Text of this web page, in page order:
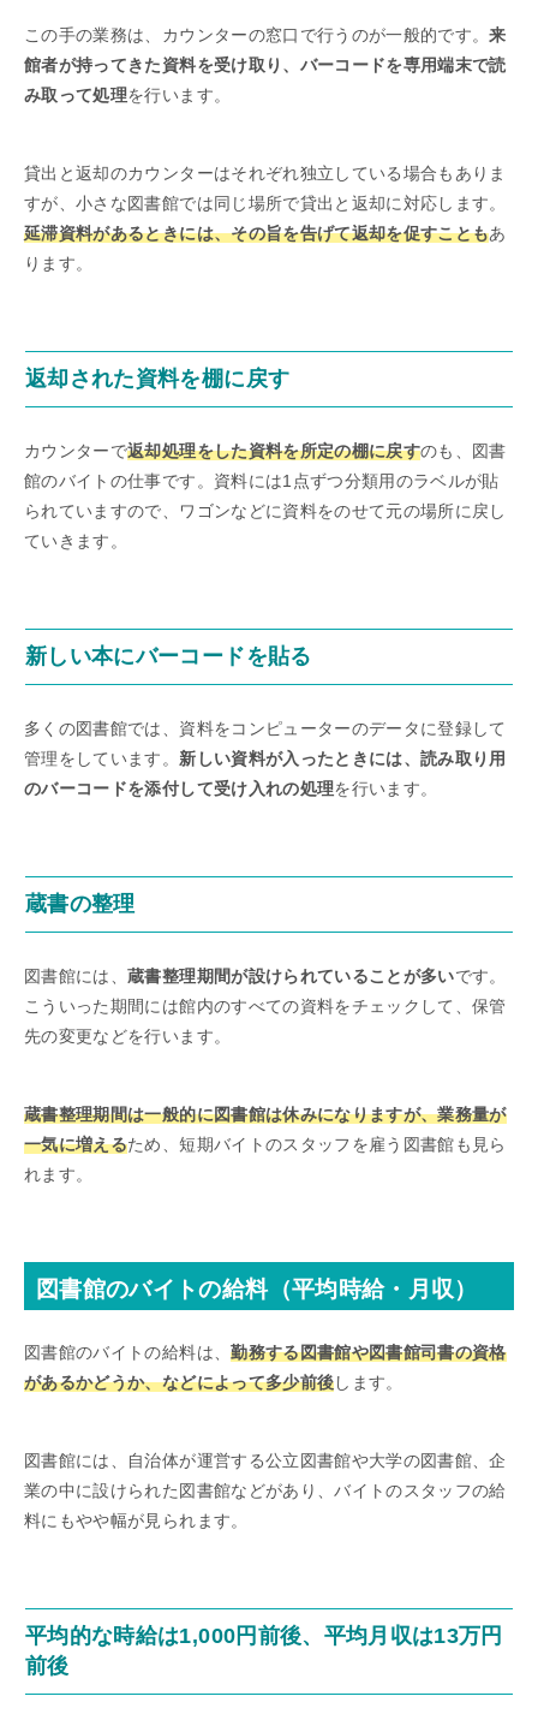
この手の業務は、カウンターの窓口で行うのが一般的です。来
館者が持ってきた資料を受け取り、バーコードを専用端末で読
み取って処理を行います。
貸出と返却のカウンターはそれぞれ独立している場合もありま
すが、小さな図書館では同じ場所で貸出と返却に対応します。
延滞資料があるときには、その旨を告げて返却を促すこともあ
ります。
返却された資料を棚に戻す
カウンターで返却処理をした資料を所定の棚に戻すのも、図書
館のバイトの仕事です。資料には1点ずつ分類用のラベルが貼
られていますので、ワゴンなどに資料をのせて元の場所に戻し
ていきます。
新しい本にバーコードを貼る
多くの図書館では、資料をコンピューターのデータに登録して
管理をしています。 新しい資料が入ったときには、読み取り用
のバーコードを添付して受け入れの処理を行います。
蔵書の整理
図書館には、蔵書整理期間が設けられていることが多いです。
こういった期間には館内のすべての資料をチェックして、保管
先の変更などを行います。
蔵書整理期間は一般的に図書館は休みになりますが、業務量が
一気に増えるため、短期バイトのスタッフを雇う図書館も見ら
れます。
図書館のバイトの給料（平均時給・月収）
図書館のバイトの給料は、勤務する図書館や図書館司書の資格
があるかどうか、などによって多少前後します。
図書館には、自治体が運営する公立図書館や大学の図書館、企
業の中に設けられた図書館などがあり、バイトのスタッフの給
料にもやや幅が見られます。
平均的な時給は1,000円前後、平均月収は13万円
前後